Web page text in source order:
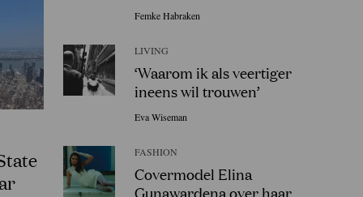
Femke Habraken
LIVING
‘Waarom ik als veertiger
ineens wil trouwen’
Eva Wiseman
FASHION
Covermodel Elina
Gunawardena over haar